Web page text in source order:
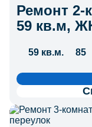
Ремонт 2-
59 кв.м,
59 кв.м. 85